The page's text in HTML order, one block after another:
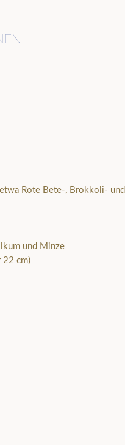
Rote Bete-, Brokkoli- und
und Minze
22 cm)